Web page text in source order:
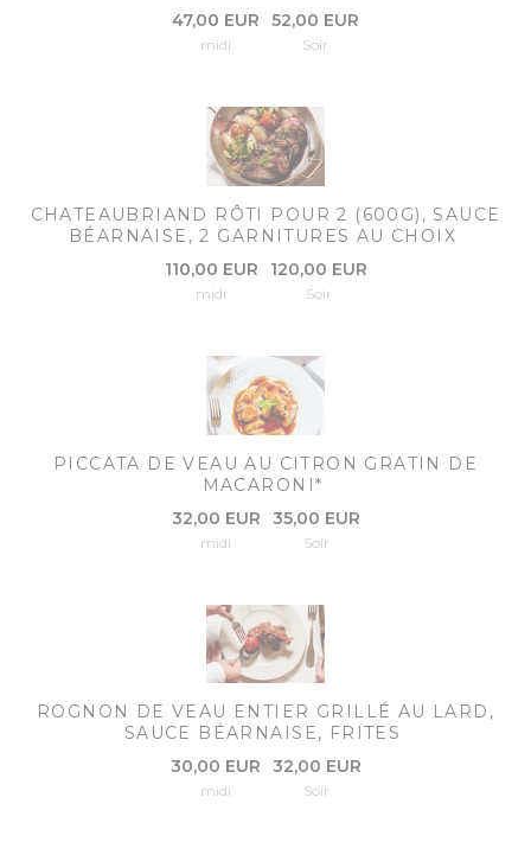
47,00 EUR
midi
52,00 EUR
Soir
CHATEAUBRIAND RÔTI POUR 2 (600G), SAUCE
BÉARNAISE, 2 GARNITURES AU CHOIX
110,00 EUR
midi
120,00 EUR
Soir
PICCATA DE VEAU AU CITRON GRATIN DE
MACARONI*
32,00 EUR
midi
35,00 EUR
Soir
ROGNON DE VEAU ENTIER GRILLÉ AU LARD,
SAUCE BÉARNAISE, FRITES
30,00 EUR
midi
32,00 EUR
Soir